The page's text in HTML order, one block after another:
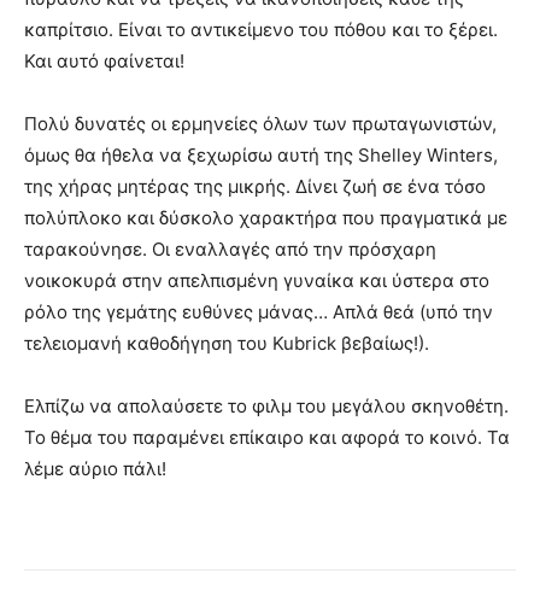
καπρίτσιο. Είναι το αντικείμενο του πόθου και το ξέρει.
Και αυτό φαίνεται!
Πολύ δυνατές οι ερμηνείες όλων των πρωταγωνιστών,
όμως θα ήθελα να ξεχωρίσω αυτή της Shelley Winters,
της χήρας μητέρας της μικρής. Δίνει ζωή σε ένα τόσο
πολύπλοκο και δύσκολο χαρακτήρα που πραγματικά με
ταρακούνησε. Οι εναλλαγές από την πρόσχαρη
νοικοκυρά στην απελπισμένη γυναίκα και ύστερα στο
ρόλο της γεμάτης ευθύνες μάνας… Απλά θεά (υπό την
τελειομανή καθοδήγηση του Kubrick βεβαίως!).
Ελπίζω να απολαύσετε το φιλμ του μεγάλου σκηνοθέτη.
Το θέμα του παραμένει επίκαιρο και αφορά το κοινό. Τα
λέμε αύριο πάλι!